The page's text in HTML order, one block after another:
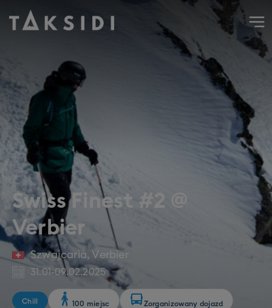
Swiss Finest #2 @
Verbier
Szwajcaria, Verbier
31.01 -09.02.2025
Chill 100 miejsc Zorganizowany dojazd
Wyjazd do Szwajcarii na narty i snowboard do Verbier,